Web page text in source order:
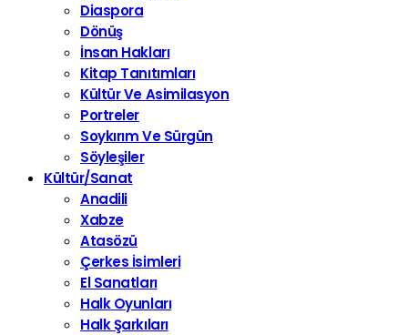
Diaspora
Dönüş
İnsan Hakları
Kitap Tanıtımları
Kültür Ve Asimilasyon
Portreler
Soykırım Ve Sürgün
Söyleşiler
Kültür/Sanat
Anadili
Xabze
Atasözü
Çerkes İsimleri
El Sanatları
Halk Oyunları
Halk Şarkıları